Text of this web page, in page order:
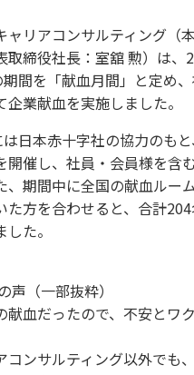
ャリアコンサルティング（
取締役社長：室舘 勲）は、
間を「献血月間」と定め
企業献血を実施しました。
日本赤十字社の協力のも
開催し、社員・会員様を含
、期間中に全国の献血ルー
た方を合わせると、合計
た。
声（一部抜粋）
献血だったので、不安とワ
コンサルティング以外でも